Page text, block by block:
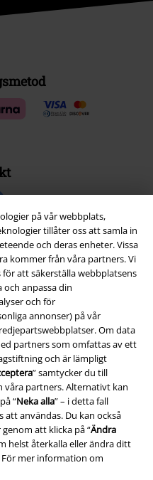
på vår webbplats,
tillåter oss att samla in
och deras enheter. Vissa
kommer från våra partners. Vi
att säkerställa webbplatsens
anpassa din
och för
annonser) på vår
Om data
partners som omfattas av ett
och är lämpligt
” samtycker du till
våra partners. Alternativt kan
“Neka alla” – i detta fall
användas. Du kan också
att klicka på “Ändra
helst återkalla eller ändra ditt
För mer information om
ta del av många fördelar!
Company